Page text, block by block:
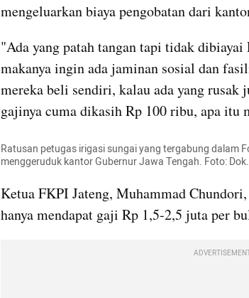
mengeluarkan biaya pengobatan dari
"Ada yang patah tangan tapi tidak dibiayai
makanya ingin ada jaminan sosial dan
mereka beli sendiri, kalau ada yang rusak
gajinya cuma dikasih Rp 100 ribu, apa itu
Ratusan petugas irigasi sungai yang tergabung dalam
menggeruduk kantor Gubernur Jawa Tengah. Foto:
Ketua FKPI Jateng, Muhammad
hanya mendapat gaji Rp 1,5-2,5 juta per